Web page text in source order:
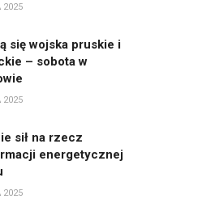
2025
się wojska pruskie i
– sobota w
2025
sił na rzecz
energetycznej
2025